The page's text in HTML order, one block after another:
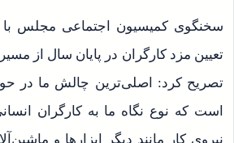
سخنگوی کمیسیون اجتماعی مجلس با
تعیین مزد کارگران در پایان سال از
تصریح کرد: اصلی‌ترین چالش ما در
است که نوع نگاه ما به کارگران
نیروی کار مانند دیگر ابزارها و